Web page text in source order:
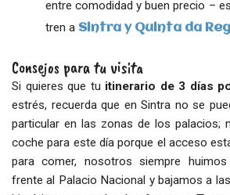
entre comodidad y buen precio –
tren a Sintra y Quinta da
Consejos para tu visita
Si quieres que tu itinerario de 3 días
estrés, recuerda que en Sintra no se
particular en las zonas de los palacios;
coche para este día porque el acceso
para comer, nosotros siempre
frente al Palacio Nacional y bajamos a